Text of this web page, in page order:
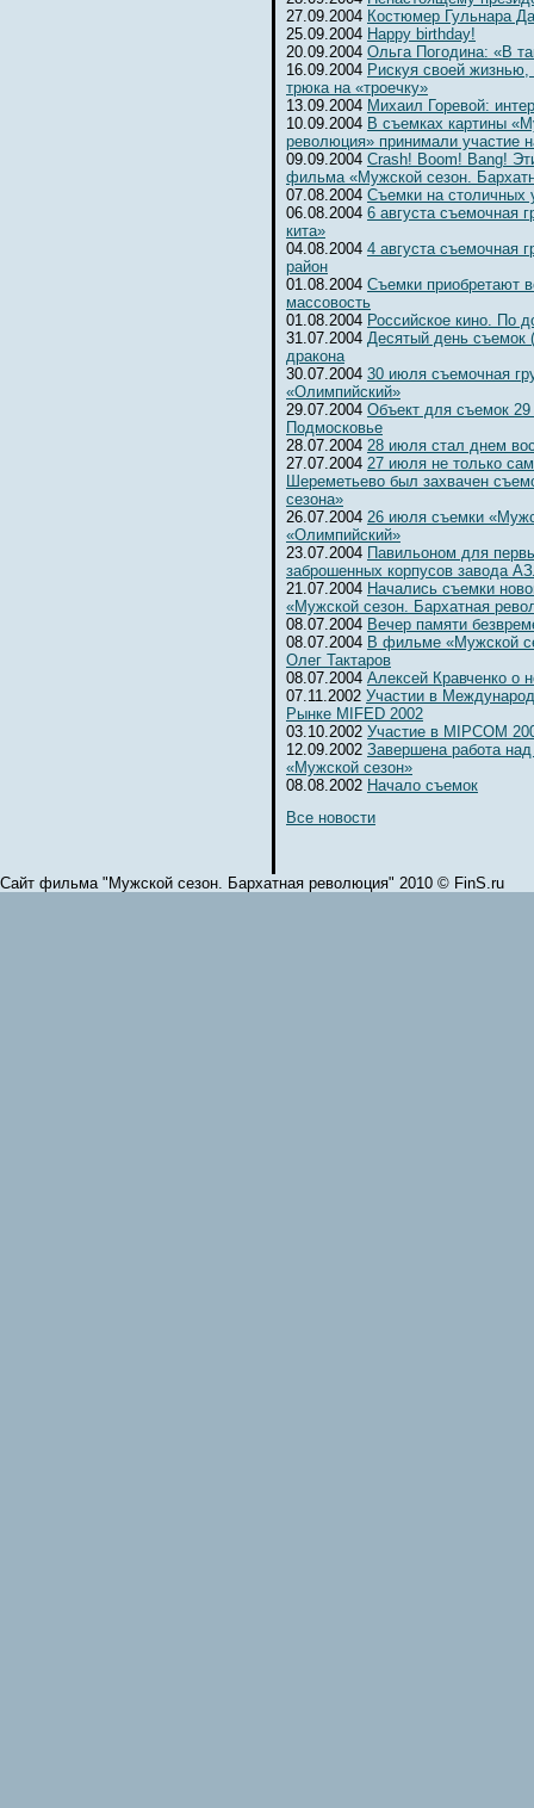
27.09.2004 Костюмер Гульнара
25.09.2004 Happy birthday!
20.09.2004 Ольга Погодина: «В
16.09.2004 Рискуя своей
трюка на «троечку»
13.09.2004 Михаил Горевой:
10.09.2004 В съемках картины
революция» принимали участие
09.09.2004 Crash! Boom! Bang!
фильма «Мужской сезон.
07.08.2004 Съемки на столичных
06.08.2004 6 августа съемочная
кита»
04.08.2004 4 августа съемочная
район
01.08.2004 Съемки приобретают
массовость
01.08.2004 Российское кино. По
31.07.2004 Десятый день съемок
дракона
30.07.2004 30 июля съемочная
«Олимпийский»
29.07.2004 Объект для съемок
Подмосковье
28.07.2004 28 июля стал днем
27.07.2004 27 июля не только
Шереметьево был захвачен
сезона»
26.07.2004 26 июля съемки
«Олимпийский»
23.07.2004 Павильоном для
заброшенных корпусов завода
21.07.2004 Начались съемки
«Мужской сезон. Бархатная
08.07.2004 Вечер памяти
08.07.2004 В фильме «Мужской
Олег Тактаров
08.07.2004 Алексей Кравченко о
07.11.2002 Участии в
Рынке MIFED 2002
03.10.2002 Участие в MIPCOM
12.09.2002 Завершена работа
«Мужской сезон»
08.08.2002 Начало съемок
Все новости
Сайт фильма "Мужской сезон. Бархатная революция" 2010 © FinS.ru